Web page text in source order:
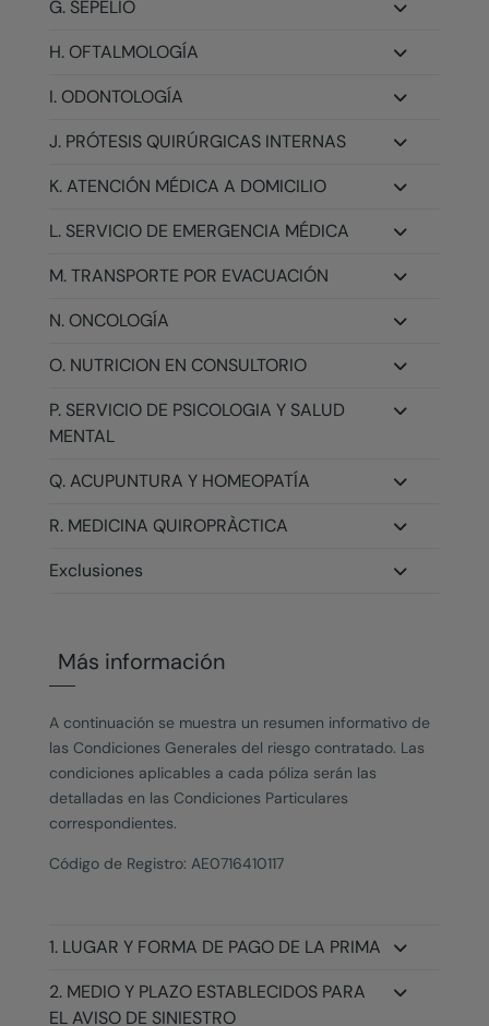
G. SEPELIO
H. OFTALMOLOGÍA
I. ODONTOLOGÍA
J. PRÓTESIS QUIRÚRGICAS INTERNAS
K. ATENCIÓN MÉDICA A DOMICILIO
L. SERVICIO DE EMERGENCIA MÉDICA
M. TRANSPORTE POR EVACUACIÓN
N. ONCOLOGÍA
O. NUTRICION EN CONSULTORIO
P. SERVICIO DE PSICOLOGIA Y SALUD
MENTAL
Q. ACUPUNTURA Y HOMEOPATÍA
R. MEDICINA QUIROPRÀCTICA
Exclusiones
Más información
A continuación se muestra un resumen informativo de
las Condiciones Generales del riesgo contratado. Las
condiciones aplicables a cada póliza serán las
detalladas en las Condiciones Particulares
correspondientes.
Código de Registro: AE0716410117
1. LUGAR Y FORMA DE PAGO DE LA PRIMA
2. MEDIO Y PLAZO ESTABLECIDOS PARA
EL AVISO DE SINIESTRO